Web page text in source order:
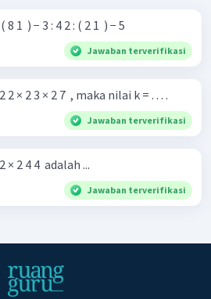
1 6 − 2 × ( 8 1 ​ ) − 3 : 4 2 : ( 2 1 ​ ) − 5
Jawaban terverifikasi
2 × 2 3 × 2 7 ​ , maka nilai k = . . . .
Jawaban terverifikasi
× 2 4 4 ​ adalah ...
Jawaban terverifikasi